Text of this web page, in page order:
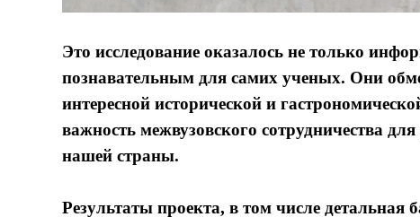
Это исследование оказалось не только
познавательным для самих ученых. Они
интересной исторической и
важность межвузовского сотрудничества
нашей страны.
Результаты проекта, в том числе